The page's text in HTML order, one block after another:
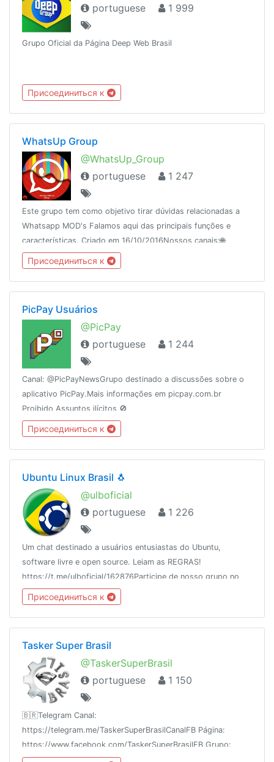
portuguese
1 999
Grupo Oficial da Página Deep Web Brasil
Присоединиться к
WhatsUp Group
@WhatsUp_Group
portuguese
1 247
Este grupo tem como objetivo tirar dúvidas relacionadas a
Whatsapp MOD's Falamos aqui das principais funções e
características. Criado em 16/10/2016Nossos canais:🌐
@WhatsUp_Mod (MOD)🎨 @WhatsUp_Themes (TEMAS)
Присоединиться к
PicPay Usuários
@PicPay
portuguese
1 244
Canal: @PicPayNewsGrupo destinado a discussões sobre o
aplicativo PicPay.Mais informações em picpay.com.br
Proibido Assuntos ilícitos 🚫
Присоединиться к
Ubuntu Linux Brasil 🐧
@ulboficial
portuguese
1 226
Um chat destinado a usuários entusiastas do Ubuntu,
software livre e open source. Leiam as REGRAS!
https://t.me/ulboficial/162876Participe de nosso grupo no
facebook
https://www.facebook.com/groups/ubuntulinuxbrasil/
Присоединиться к
Tasker Super Brasil
@TaskerSuperBrasil
portuguese
1 150
🇧🇷Telegram Canal:
https://telegram.me/TaskerSuperBrasilCanalFB Página:
https://www.facebook.com/TaskerSuperBrasilFB Grupo:
https://www.facebook.com/groups/TaskerSuperBrasilYouTube: